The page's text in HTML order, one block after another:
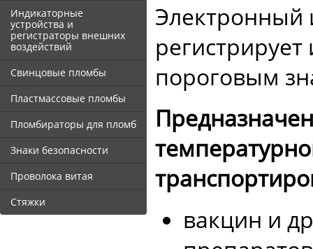
Индикаторные
устройства и
регистраторы внешних
воздействий
Свинцовые пломбы
Пластмассовые пломбы
Пломбираторы для пломб
Знаки безопасности
Проволока витая
Стяжки
Электронный
пороговым
вакцин и